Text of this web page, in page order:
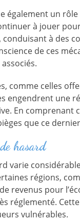
également un
à jouer
à des
de ces
comme celles
engendrent une
En comprenant
que ce
hasard
varie
régions,
revenus pour
réglementé.
vulnérables.